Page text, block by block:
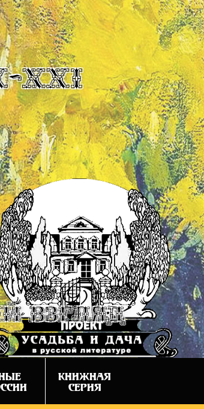
XXI
взгляд
КНИЖНАЯ
СЕРИЯ